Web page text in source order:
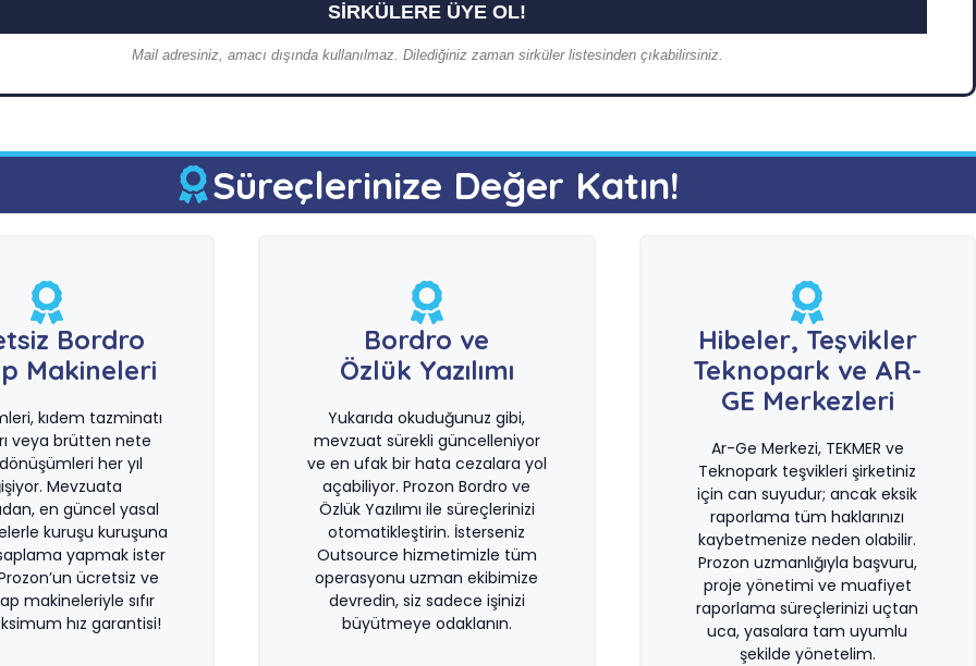
Mail adresiniz, amacı dışında kullanılmaz. Dilediğiniz zaman sirküler listesinden çıkabilirsiniz.
Süreçlerinize Değer Katın!
Bordro
Makineleri
kıdem tazminatı
veya brütten nete
her yıl
Mevzuata
en güncel yasal
kuruşu kuruşuna
yapmak ister
ücretsiz ve
makineleriyle sıfır
hız garantisi!
Bordro ve
Özlük Yazılımı
Yukarıda okuduğunuz gibi,
mevzuat sürekli güncelleniyor
ve en ufak bir hata cezalara yol
açabiliyor. Prozon Bordro ve
Özlük Yazılımı ile süreçlerinizi
otomatikleştirin. İsterseniz
Outsource hizmetimizle tüm
operasyonu uzman ekibimize
devredin, siz sadece işinizi
büyütmeye odaklanın.
Hibeler, Teşvikler
Teknopark ve AR-
GE Merkezleri
Ar-Ge Merkezi, TEKMER ve
Teknopark teşvikleri şirketiniz
için can suyudur; ancak eksik
raporlama tüm haklarınızı
kaybetmenize neden olabilir.
Prozon uzmanlığıyla başvuru,
proje yönetimi ve muafiyet
raporlama süreçlerinizi uçtan
uca, yasalara tam uyumlu
şekilde yönetelim.